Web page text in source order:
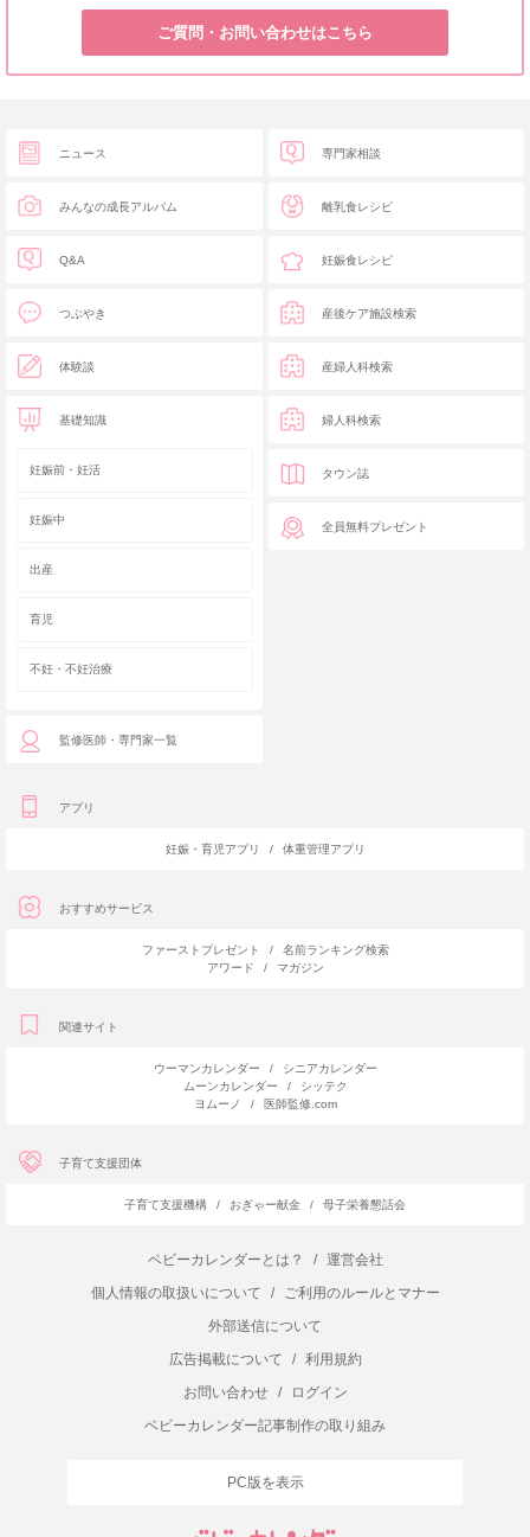
ご質問・お問い合わせはこちら
ニュース
みんなの成長アルバム
Q&A
つぶやき
体験談
基礎知識
妊娠前・妊活
妊娠中
出産
育児
不妊・不妊治療
監修医師・専門家一覧
専門家相談
離乳食レシピ
妊娠食レシピ
産後ケア施設検索
産婦人科検索
婦人科検索
タウン誌
全員無料プレゼント
アプリ
妊娠・育児アプリ / 体重管理アプリ
おすすめサービス
ファーストプレゼント /
名前ランキング検索
アワード
/ マガジン
関連サイト
ウーマンカレンダー /
シニアカレンダー
ムーンカレンダー
/
シッテク
ヨムーノ
/ 医師監修.com
子育て支援団体
子育て支援機構 / おぎゃー献金 / 母子栄養懇話会
ベビーカレンダーとは？ /
運営会社
個人情報の取扱いについて
/
ご利用のルールとマナー
外部送信について
広告掲載について
/
利用規約
お問い合わせ
/
ログイン
ベビーカレンダー記事制作の取り組み
PC版を表示